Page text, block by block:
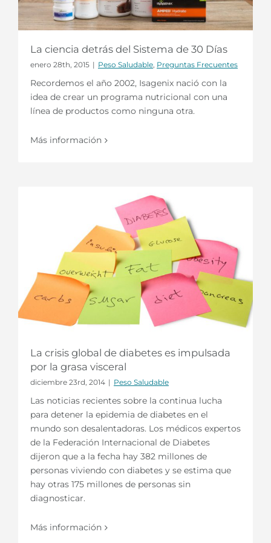
La ciencia detrás del Sistema de 30 Días
enero 28th, 2015 | Peso Saludable Preguntas Frecuentes
Recordemos el año 2002, Isagenix nació con la
idea de crear un programa nutricional con una
línea de productos como ninguna otra.
Más información
La crisis global de diabetes es impulsada
por la grasa visceral
diciembre 23rd, 2014 | Peso Saludable
Las noticias recientes sobre la continua lucha
para detener la epidemia de diabetes en el
mundo son desalentadoras. Los médicos expertos
de la Federación Internacional de Diabetes
dijeron que a la fecha hay 382 millones de
personas viviendo con diabetes y se estima que
hay otras 175 millones de personas sin
diagnosticar.
Más información